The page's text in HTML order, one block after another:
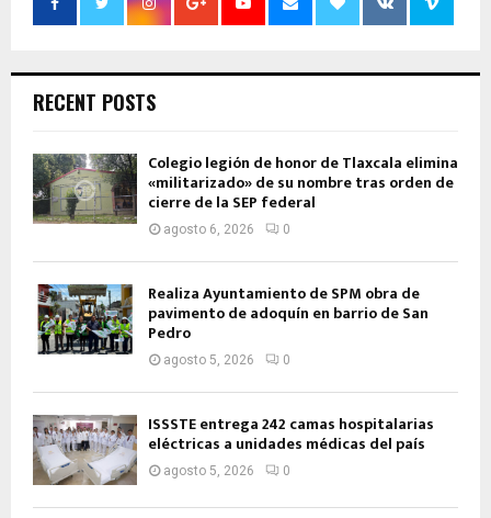
RECENT POSTS
Colegio legión de honor de Tlaxcala elimina
«militarizado» de su nombre tras orden de
cierre de la SEP federal
agosto 6, 2026 0
Realiza Ayuntamiento de SPM obra de
pavimento de adoquín en barrio de San
Pedro
agosto 5, 2026 0
ISSSTE entrega 242 camas hospitalarias
eléctricas a unidades médicas del país
agosto 5, 2026 0